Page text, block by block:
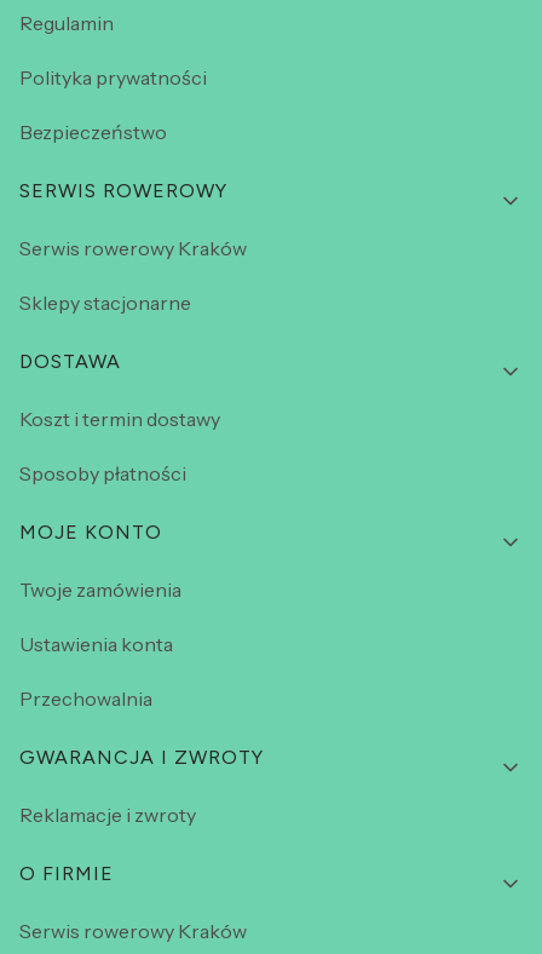
Regulamin
Polityka prywatności
Bezpieczeństwo
SERWIS ROWEROWY
Serwis rowerowy Kraków
Sklepy stacjonarne
DOSTAWA
Koszt i termin dostawy
Sposoby płatności
MOJE KONTO
Twoje zamówienia
Ustawienia konta
Przechowalnia
GWARANCJA I ZWROTY
Reklamacje i zwroty
O FIRMIE
Serwis rowerowy Kraków